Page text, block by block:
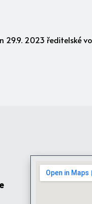
2023 ředitelské